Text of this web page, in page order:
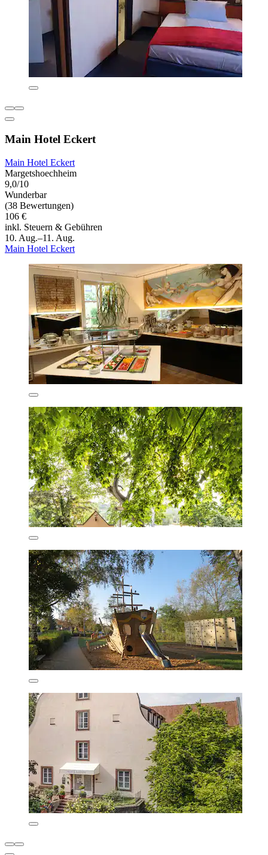
Main Hotel Eckert
Main Hotel Eckert
Margetshoechheim
9,0/10
Wunderbar
(38 Bewertungen)
106 €
inkl. Steuern & Gebühren
10. Aug.–11. Aug.
Main Hotel Eckert